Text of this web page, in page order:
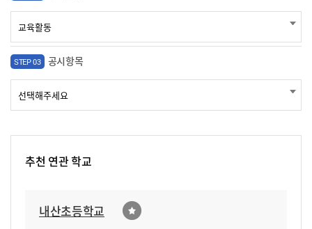
STEP 03 공시항목
추천 연관 학교
내산초등학교